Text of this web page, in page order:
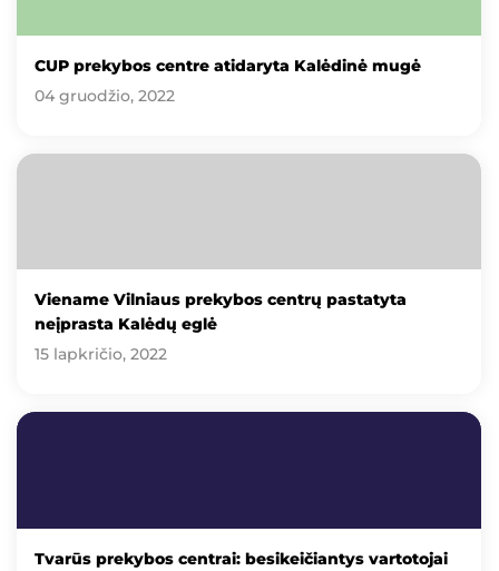
CUP prekybos centre atidaryta Kalėdinė mugė
04 gruodžio, 2022
Viename Vilniaus prekybos centrų pastatyta
neįprasta Kalėdų eglė
15 lapkričio, 2022
Tvarūs prekybos centrai: besikeičiantys vartotojai